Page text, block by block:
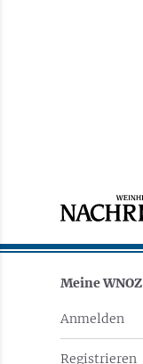
Meine WNOZ
Anmelden
Registrieren